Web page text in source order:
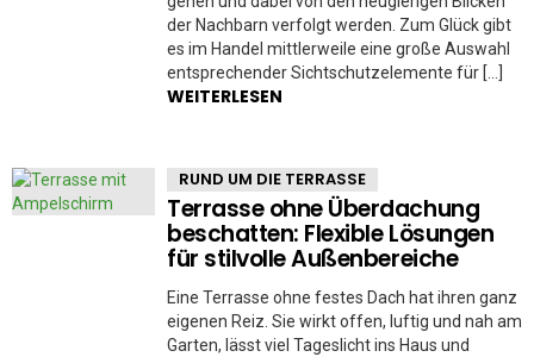
der Nachbarn verfolgt werden. Zum Glück gibt
es im Handel mittlerweile eine große Auswahl
entsprechender Sichtschutzelemente für […]
WEITERLESEN
RUND UM DIE TERRASSE
Terrasse ohne Überdachung
beschatten: Flexible Lösungen
für stilvolle Außenbereiche
Eine Terrasse ohne festes Dach hat ihren ganz
eigenen Reiz. Sie wirkt offen, luftig und nah am
Garten, lässt viel Tageslicht ins Haus und